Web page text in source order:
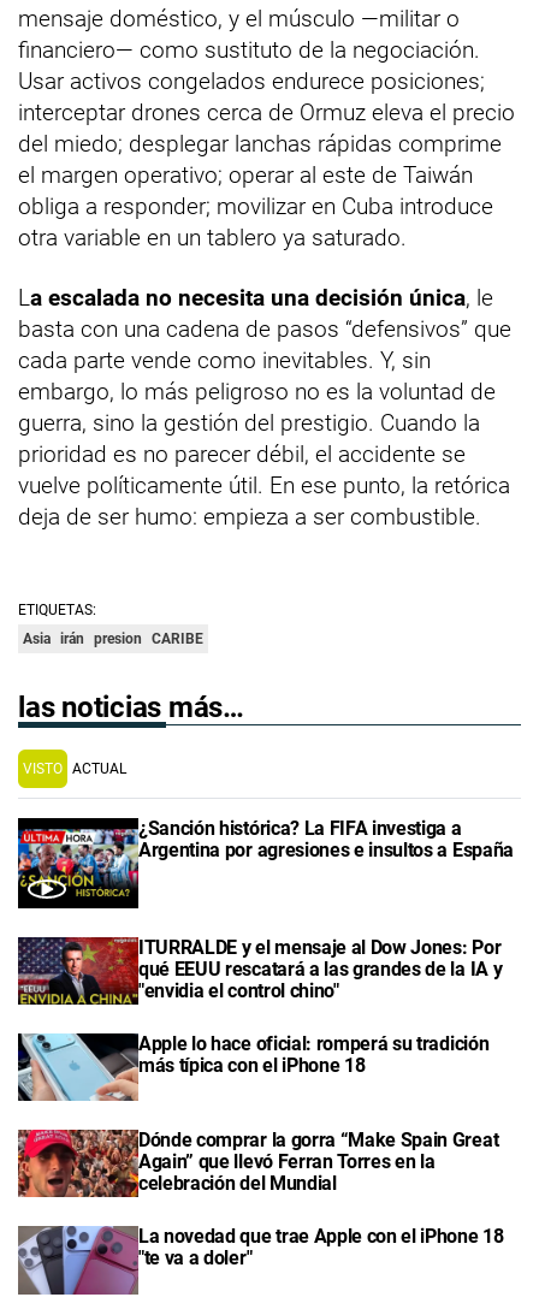
mensaje doméstico, y el músculo —militar o
financiero— como sustituto de la negociación.
Usar activos congelados endurece posiciones;
interceptar drones cerca de Ormuz eleva el precio
del miedo; desplegar lanchas rápidas comprime
el margen operativo; operar al este de Taiwán
obliga a responder; movilizar en Cuba introduce
otra variable en un tablero ya saturado.
La escalada no necesita una decisión única, le
basta con una cadena de pasos “defensivos” que
cada parte vende como inevitables. Y, sin
embargo, lo más peligroso no es la voluntad de
guerra, sino la gestión del prestigio. Cuando la
prioridad es no parecer débil, el accidente se
vuelve políticamente útil. En ese punto, la retórica
deja de ser humo: empieza a ser combustible.
ETIQUETAS:
Asia irán presion CARIBE
las noticias más…
VISTO ACTUAL
¿Sanción histórica? La FIFA investiga a
Argentina por agresiones e insultos a España
ITURRALDE y el mensaje al Dow Jones: Por
qué EEUU rescatará a las grandes de la IA y
"envidia el control chino"
Apple lo hace oficial: romperá su tradición
más típica con el iPhone 18
Dónde comprar la gorra “Make Spain Great
Again” que llevó Ferran Torres en la
celebración del Mundial
La novedad que trae Apple con el iPhone 18
"te va a doler"